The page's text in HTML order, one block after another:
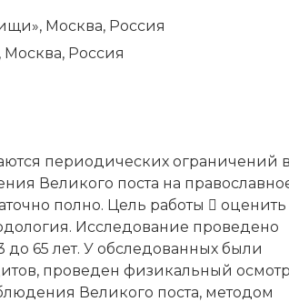
Москва, Россия
Россия
периодических ограничений в
Великого поста на
полно. Цель работы  оценить
Исследование проведено
65 лет. У обследованных были
проведен физикальный
Великого поста, методом